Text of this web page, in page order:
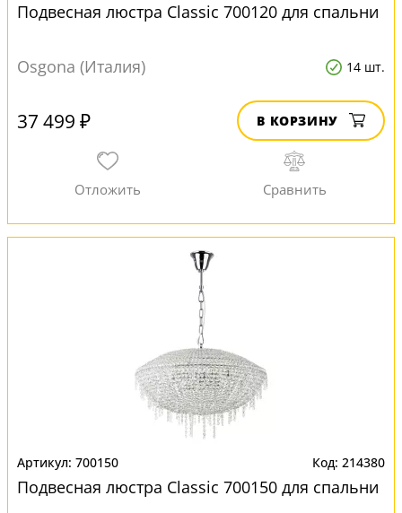
Подвесная люстра Classic 700120 для спальни
Osgona (Италия) 14 шт.
37 499 ₽ В КОРЗИНУ
700150 214380
Подвесная люстра Classic 700150 для спальни